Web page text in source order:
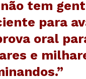
não tem
para
oral
e